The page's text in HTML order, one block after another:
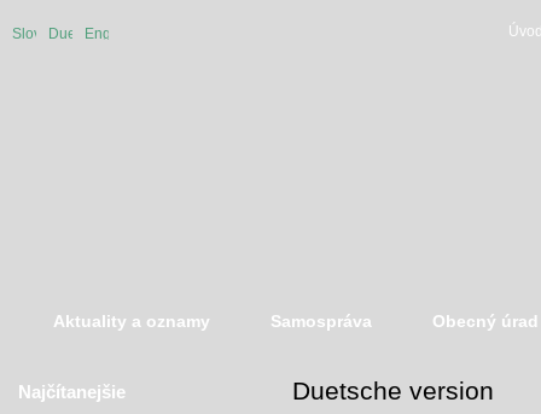
SlovenskáDuetsche
English
Aktuality a oznamy Samospráva Obecný úrad
Najčítanejšie Duetsche version